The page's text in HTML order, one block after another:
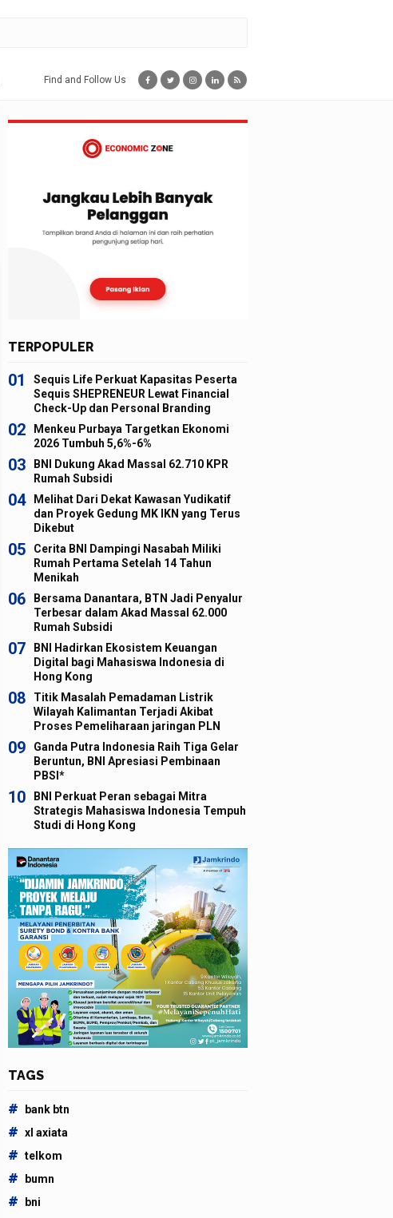
Find and Follow Us
TERPOPULER
01
Sequis Life Perkuat Kapasitas Peserta
Sequis SHEPRENEUR Lewat Financial
Check-Up dan Personal Branding
02
Menkeu Purbaya Targetkan Ekonomi
2026 Tumbuh 5,6%-6%
03
BNI Dukung Akad Massal 62.710 KPR
Rumah Subsidi
04
Melihat Dari Dekat Kawasan Yudikatif
dan Proyek Gedung MK IKN yang Terus
Dikebut
05
Cerita BNI Dampingi Nasabah Miliki
Rumah Pertama Setelah 14 Tahun
Menikah
06
Bersama Danantara, BTN Jadi Penyalur
Terbesar dalam Akad Massal 62.000
Rumah Subsidi
07
BNI Hadirkan Ekosistem Keuangan
Digital bagi Mahasiswa Indonesia di
Hong Kong
08
Titik Masalah Pemadaman Listrik
Wilayah Kalimantan Terjadi Akibat
Proses Pemeliharaan jaringan PLN
09
Ganda Putra Indonesia Raih Tiga Gelar
Beruntun, BNI Apresiasi Pembinaan
PBSI*
10
BNI Perkuat Peran sebagai Mitra
Strategis Mahasiswa Indonesia Tempuh
Studi di Hong Kong
TAGS
# bank btn
# xl axiata
# telkom
# bumn
# bni